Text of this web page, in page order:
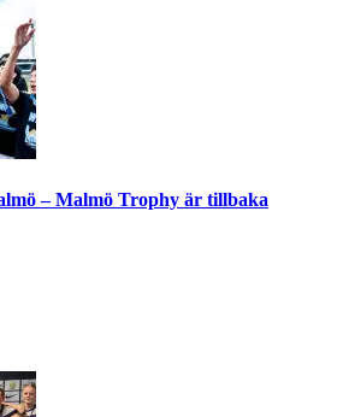
– Malmö Trophy är tillbaka